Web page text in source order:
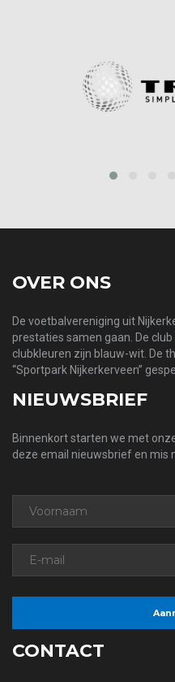
OVER ONS
De voetbalvereniging uit
prestaties samen gaan. De
clubkleuren zijn blauw-wit. De
“Sportpark Nijkerkerveen”
NIEUWSBRIEF
Binnenkort starten we met
deze email nieuwsbrief en mis
CONTACT